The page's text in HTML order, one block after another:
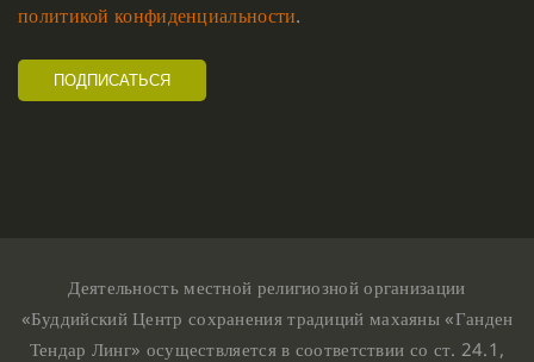
политикой конфиденциальности.
Деятельность местной религиозной организации
«Буддийский Центр сохранения традиций махаяны «Ганден
Тендар Линг» осуществляется в соответствии со ст. 24.1,